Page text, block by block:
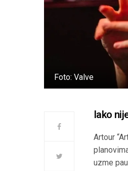
Foto: Valve
Iako
Artour
uzme